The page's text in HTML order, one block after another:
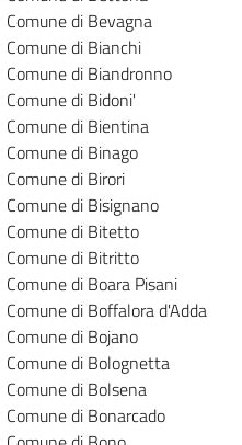
Comune di Bevagna
Comune di Bianchi
Comune di Biandronno
Comune di Bidoni'
Comune di Bientina
Comune di Binago
Comune di Birori
Comune di Bisignano
Comune di Bitetto
Comune di Bitritto
Comune di Boara Pisani
Comune di Boffalora d'Adda
Comune di Bojano
Comune di Bolognetta
Comune di Bolsena
Comune di Bonarcado